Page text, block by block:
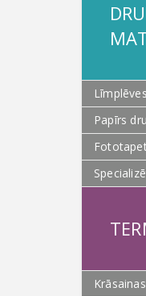
Papīrs